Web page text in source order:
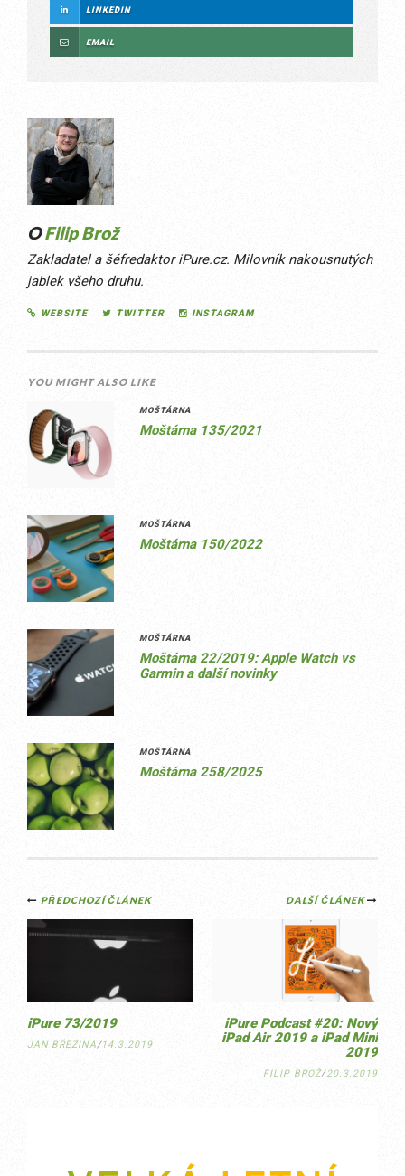
LINKEDIN
EMAIL
O Filip Brož
Zakladatel a šéfredaktor iPure.cz. Milovník nakousnutých
jablek všeho druhu.
WEBSITE TWITTER INSTAGRAM
YOU MIGHT ALSO LIKE
MOŠTÁRNA
Moštárna 135/2021
MOŠTÁRNA
Moštárna 150/2022
MOŠTÁRNA
Moštárna 22/2019: Apple Watch vs
Garmin a další novinky
MOŠTÁRNA
Moštárna 258/2025
Post
navigation
DALŠÍ ČLÁNEK
iPure Podcast #20: Nový
iPad Air 2019 a iPad Mini
2019
FILIP BROŽ/20.3.2019
PŘEDCHOZÍ ČLÁNEK
iPure 73/2019
JAN BŘEZINA/14.3.2019